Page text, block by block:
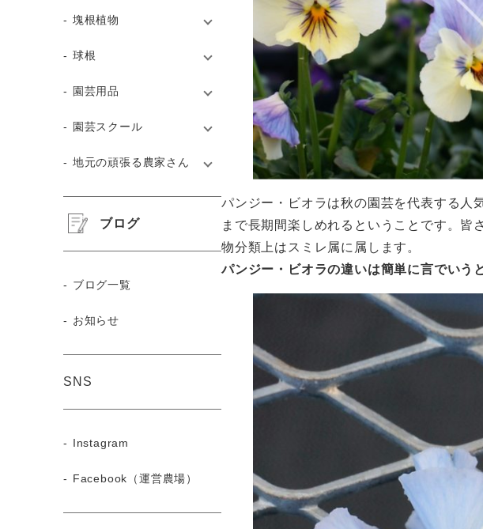
パンジー・ビオラは秋の園芸を代表する人
まで長期間楽しめれるということです。
物分類上はスミレ属に属します。
パンジー・ビオラの違いは簡単に言でい
塊根植物
球根
園芸用品
園芸スクール
地元の頑張る農家さん
ブログ
ブログ一覧
お知らせ
SNS
Instagram
Facebook（運営農場）